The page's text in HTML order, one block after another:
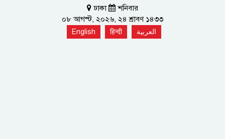
ঢাকা
শনিবার
০৮ আগস্ট, ২০২৬, ২৪ শ্রাবণ ১৪৩৩
English हिन्दी العربية